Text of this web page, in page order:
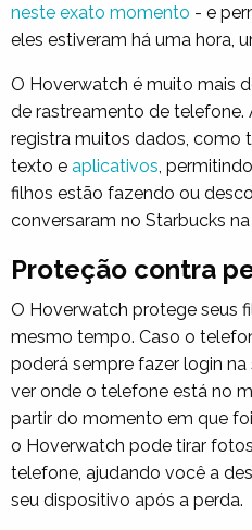
neste exato momento - e
eles estiveram há uma hora,
O Hoverwatch é muito mais
de rastreamento de telefone.
registra muitos dados, como
texto e aplicativos ,
filhos estão fazendo ou
conversaram no Starbucks
Proteção contra
O Hoverwatch protege seus
mesmo tempo. Caso o
poderá sempre fazer login
ver onde o telefone está no
partir do momento em que
o Hoverwatch pode tirar
telefone, ajudando você a
seu dispositivo após a perda.